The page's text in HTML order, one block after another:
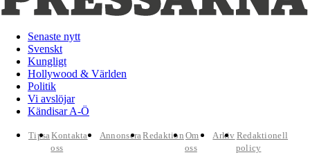
Senaste nytt
Svenskt
Kungligt
Hollywood & Världen
Politik
Vi avslöjar
Kändisar A-Ö
TipsaKontakta
oss
AnnonseraRedaktion Om
oss
Arkiv Redaktionell
policy